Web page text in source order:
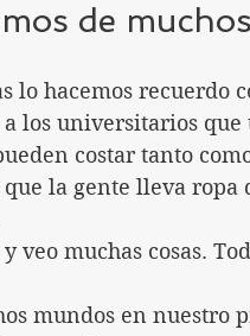
de
lo hacemos recuerdo
a los universitarios
costar tanto
que la gente lleva ropa
veo muchas cosas.
mundos en nuestro